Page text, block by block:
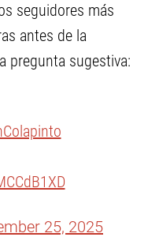
seguidores más
antes de la
pregunta sugestiva:
25, 2025